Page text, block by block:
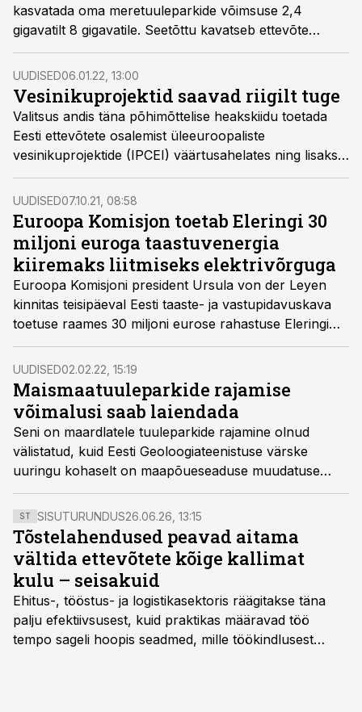
kasvatada oma meretuuleparkide võimsuse 2,4
gigavatilt 8 gigavatile. Seetõttu kavatseb ettevõte
siinkandis mitmeid megaprojekte arendada.
UUDISED06.01.22, 13:00
Vesinikuprojektid saavad riigilt tuge
Valitsus andis täna põhimõttelise heakskiidu toetada
Eesti ettevõtete osalemist üleeuroopaliste
vesinikuprojektide (IPCEI) väärtusahelates ning lisaks
erarahale investeerida vesinikutehnoloogiatesse ka riigi
poolt.
UUDISED07.10.21, 08:58
Euroopa Komisjon toetab Eleringi 30
miljoni euroga taastuvenergia
kiiremaks liitmiseks elektrivõrguga
Euroopa Komisjoni president Ursula von der Leyen
kinnitas teisipäeval Eesti taaste- ja vastupidavuskava
toetuse raames 30 miljoni eurose rahastuse Eleringi
võrgu arendamiseks.
UUDISED02.02.22, 15:19
Maismaatuuleparkide rajamise
võimalusi saab laiendada
Seni on maardlatele tuuleparkide rajamine olnud
välistatud, kuid Eesti Geoloogiateenistuse värske
uuringu kohaselt on maapõueseaduse muudatuse
järel võimalik mõningaid Kesk- ja Kirde-Eestis
paiknevaid maardlaid ajutiselt kasutada ka
tuuleenergeetika arendamiseks.
ST SISUTURUNDUS26.06.26, 13:15
Tõstelahendused peavad aitama
vältida ettevõtete kõige kallimat
kulu – seisakuid
Ehitus-, tööstus- ja logistikasektoris räägitakse täna
palju efektiivsusest, kuid praktikas määravad töö
tempo sageli hoopis seadmed, mille töökindlusest